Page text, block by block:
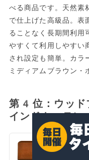
べる商品です。天然素
で仕上げた高級品。
ることなく長期間利
やすくて利用しやすい
され設定も簡単。カラ
ミディアムブラウン
第4位：ウッ
インドカーテ